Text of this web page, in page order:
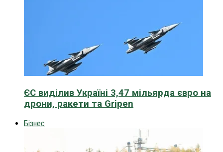
ЄС виділив Україні 3,47 мільярда євро на
дрони, ракети та Gripen
Бізнес